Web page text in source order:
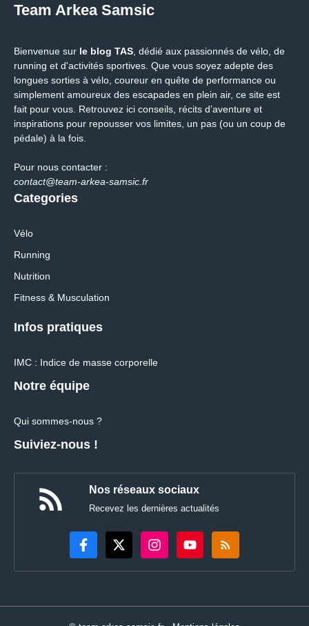
Team Arkea Samsic
Bienvenue sur le blog TAS , dédié aux passionnés de vélo, de
running et d'activités sportives. Que vous soyez adepte des
longues sorties à vélo, coureur en quête de performance ou
simplement amoureux des escapades en plein air, ce site est
fait pour vous. Retrouvez ici conseils, récits d’aventure et
inspirations pour repousser vos limites, un pas (ou un coup de
pédale) à la fois.
Pour nous contacter :
contact@team-arkea-samsic.fr
Categories
Vélo
Running
Nutrition
Fitness & Musculation
Infos pratiques
IMC : Indice de masse corporelle
Notre équipe
Qui sommes-nous ?
Suiviez-nous !
Nos réseaux sociaux
Recevez les dernières actualités